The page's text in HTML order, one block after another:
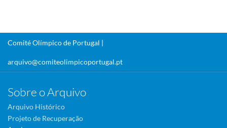
Comité Olímpico de Portugal |
arquivo@comiteolimpicoportugal.pt
Sobre o Arquivo
Arquivo Histórico
Projeto de Recuperação